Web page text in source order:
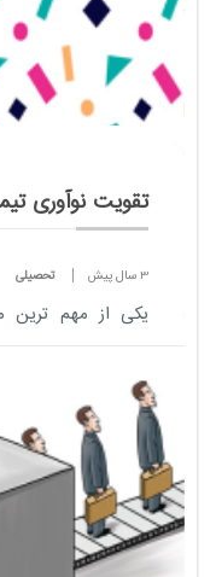
تقویت نوآوری
3 سال پیش تحصیلی
یکی از مهم ترین